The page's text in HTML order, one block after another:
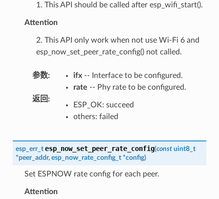
1. This API should be called after esp_wifi_start().
Attention
2. This API only work when not use Wi-Fi 6 and
esp_now_set_peer_rate_config() not called.
参数: ifx-- Interface to be configured.
rate -- Phy rate to be configured.
返回 :
ESP_OK: succeed
others: failed
esp_err_t esp_now_set_peer_rate_config(const uint8_t
*peer_addr, esp_now_rate_config_t *config)
Set ESPNOW rate config for each peer.
Attention